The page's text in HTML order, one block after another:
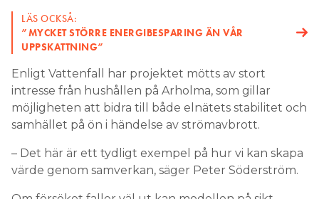
LÄS OCKSÅ:
”MYCKET STÖRRE ENERGIBESPARING ÄN VÅR
UPPSKATTNING”
Enligt Vattenfall har projektet mötts av stort
intresse från hushållen på Arholma, som gillar
möjligheten att bidra till både elnätets stabilitet och
samhället på ön i händelse av strömavbrott.
– Det här är ett tydligt exempel på hur vi kan skapa
värde genom samverkan, säger Peter Söderström.